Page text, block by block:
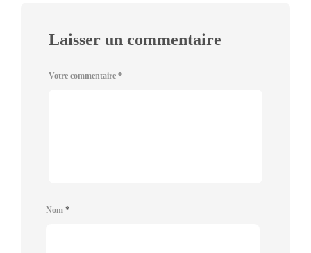
Laisser un commentaire
Votre commentaire *
Nom *